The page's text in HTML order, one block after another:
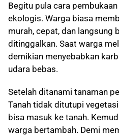
Begitu pula cara
ekologis. Warga biasa
murah, cepat, dan langsung
ditinggalkan. Saat warga
demikian menyebabkan
udara bebas.
Setelah ditanami tanaman
Tanah tidak ditutupi
bisa masuk ke tanah.
warga bertambah. Demi